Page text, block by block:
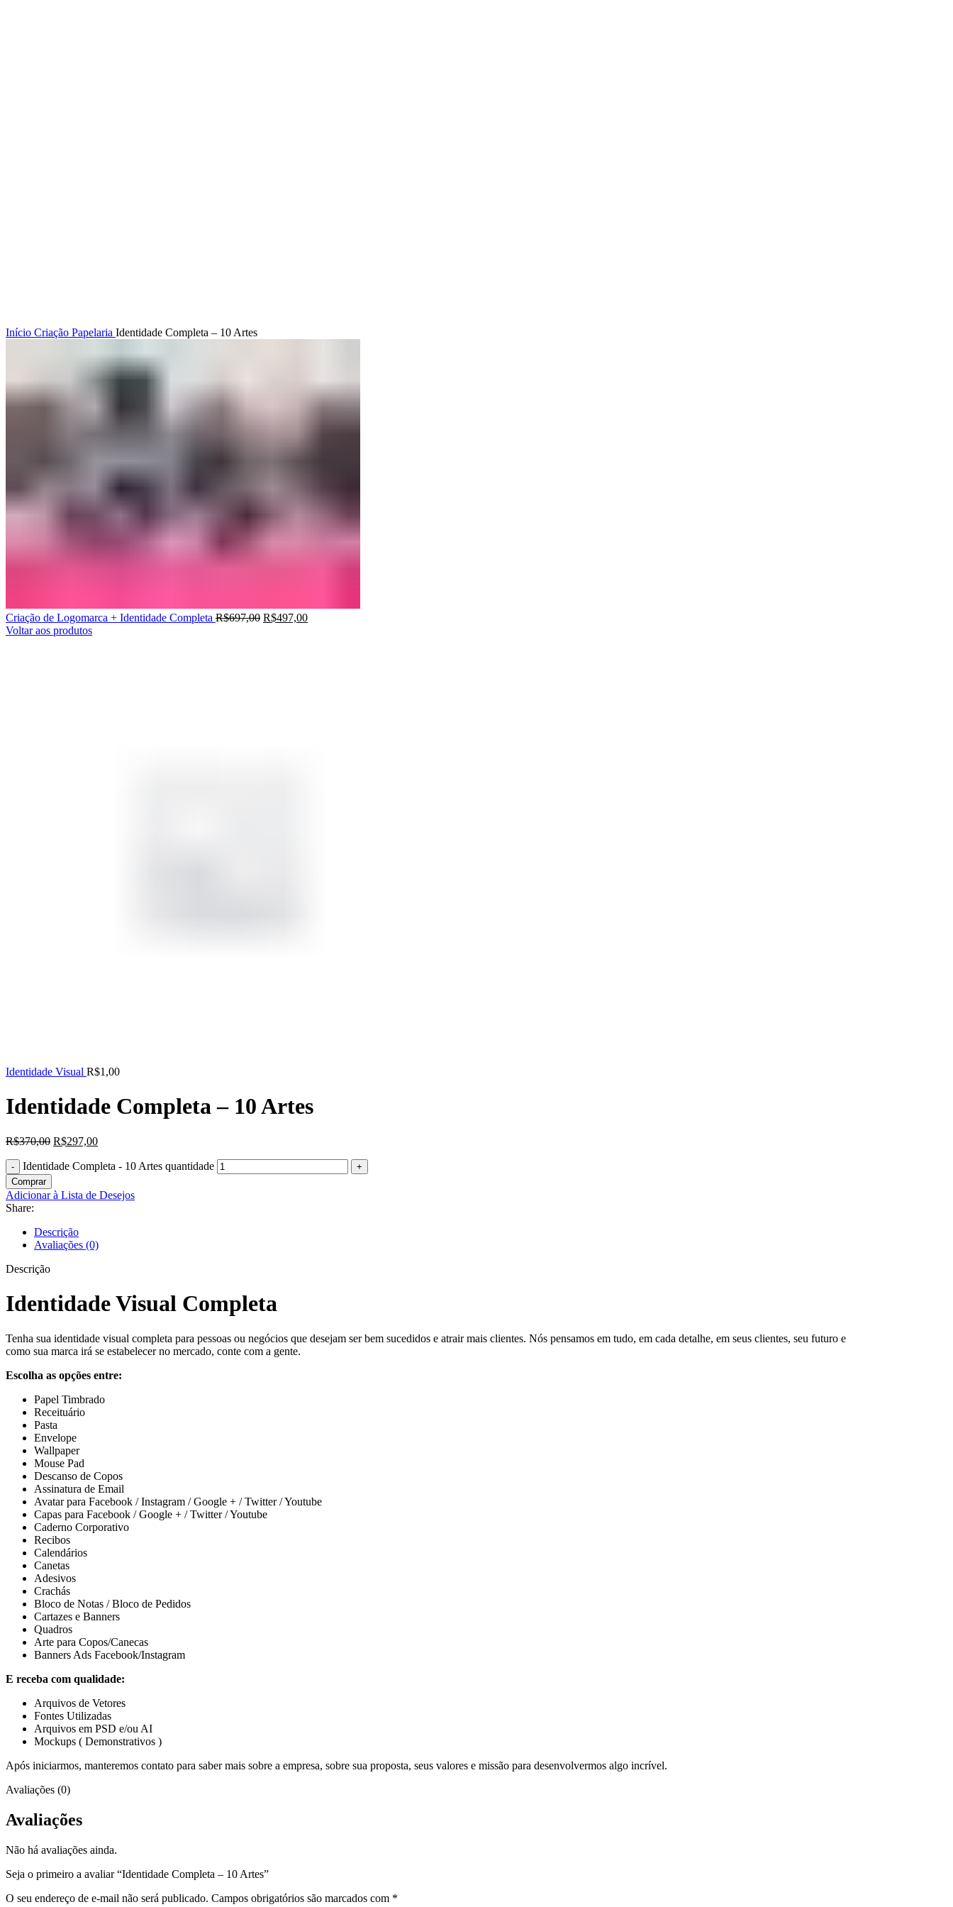
Início Criação Papelaria Identidade Completa – 10 Artes
Criação de Logomarca + Identidade Completa R$697,00 R$497,00
Voltar aos produtos
Identidade Visual R$1,00
Identidade Completa – 10 Artes
R$370,00 R$297,00
Identidade Completa - 10 Artes quantidade
Comprar
Adicionar à Lista de Desejos
Share:
Descrição
Avaliações (0)
Descrição
Identidade Visual Completa
Tenha sua identidade visual completa para pessoas ou negócios que desejam ser bem sucedidos e atrair mais clientes. Nós pensamos em tudo, em cada detalhe, em seus clientes, seu futuro e
como sua marca irá se estabelecer no mercado, conte com a gente.
Escolha as opções entre:
Papel Timbrado
Receituário
Pasta
Envelope
Wallpaper
Mouse Pad
Descanso de Copos
Assinatura de Email
Avatar para Facebook / Instagram / Google + / Twitter / Youtube
Capas para Facebook / Google + / Twitter / Youtube
Caderno Corporativo
Recibos
Calendários
Canetas
Adesivos
Crachás
Bloco de Notas / Bloco de Pedidos
Cartazes e Banners
Quadros
Arte para Copos/Canecas
Banners Ads Facebook/Instagram
E receba com qualidade:
Arquivos de Vetores
Fontes Utilizadas
Arquivos em PSD e/ou AI
Mockups ( Demonstrativos )
Após iniciarmos, manteremos contato para saber mais sobre a empresa, sobre sua proposta, seus valores e missão para desenvolvermos algo incrível.
Avaliações (0)
Avaliações
Não há avaliações ainda.
Seja o primeiro a avaliar “Identidade Completa – 10 Artes”
O seu endereço de e-mail não será publicado. Campos obrigatórios são marcados com *